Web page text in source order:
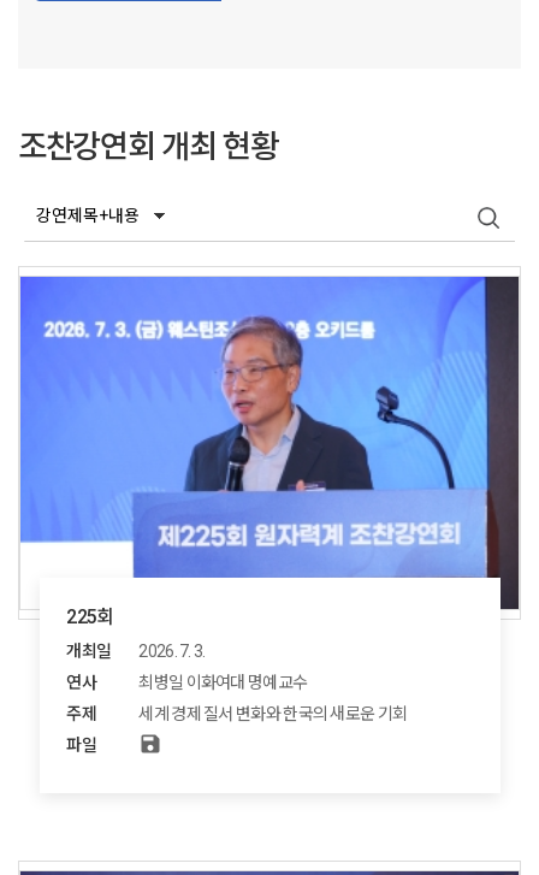
조찬강연회 개최 현황
225회
개최일
2026. 7. 3.
연사
최병일 이화여대 명예교수
주제
세계 경제 질서 변화와 한국의 새로운 기회
파일
save